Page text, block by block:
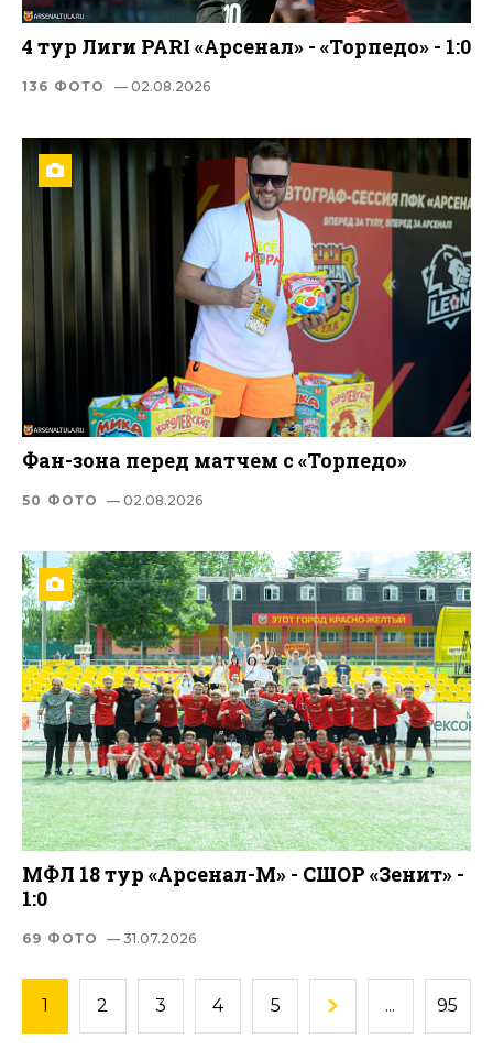
4 тур Лиги PARI «Арсенал» - «Торпедо» - 1:0
136 ФОТО — 02.08.2026
Фан-зона перед матчем с «Торпедо»
50 ФОТО — 02.08.2026
МФЛ 18 тур «Арсенал-М» - СШОР «Зенит» -
1:0
69 ФОТО — 31.07.2026
1 2 3 4 5 ... 95